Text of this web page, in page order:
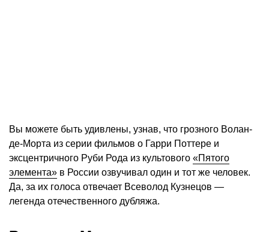
Вы можете быть удивлены, узнав, что грозного Волан-
де-Морта из серии фильмов о Гарри Поттере и
эксцентричного Руби Рода из культового «Пятого
элемента» в России озвучивал один и тот же человек.
Да, за их голоса отвечает Всеволод Кузнецов —
легенда отечественного дубляжа.